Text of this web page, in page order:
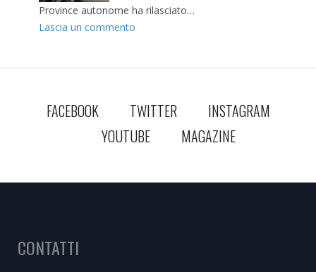
Province autonome ha rilasciato…
Lascia un commento
FACEBOOK TWITTER
INSTAGRAM
YOUTUBE
MAGAZINE
CONTATTI